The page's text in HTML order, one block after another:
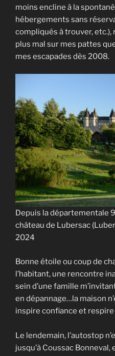
moins encline à la
hébergements sans
compliqués à trouver,
plus mal sur mes pattes
mes escapades dès 2008.
Depuis la départementale
château de Lubersac
2024
Bonne étoile ou coup de
l’habitant, une rencontre
sein d’une famille
en dépannage…la maison
inspire confiance et
Le lendemain, l’autostop
jusqu’à Coussac